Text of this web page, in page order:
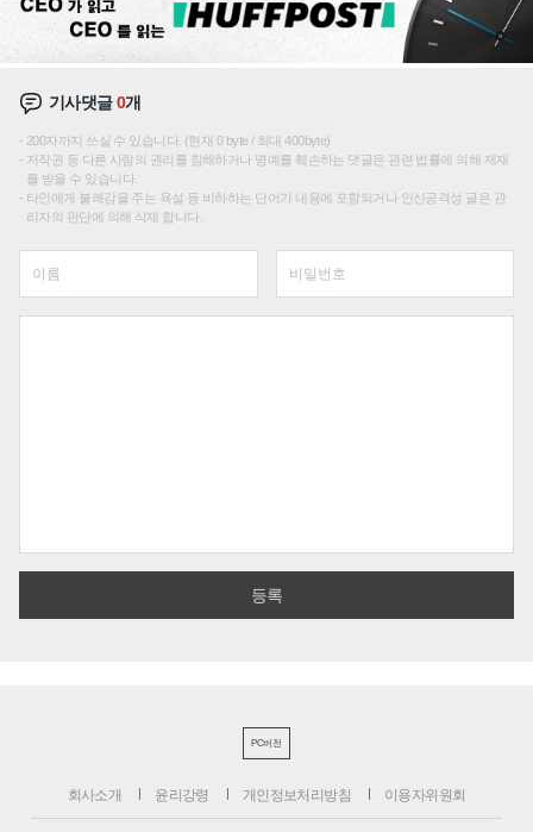
기사댓글0개
200자까지 쓰실 수 있습니다. (현재 0 byte / 최대 400byte)
저작권 등 다른 사람의 권리를 침해하거나 명예를 훼손하는 댓글은 관련 법률에 의해 제재
를 받을 수 있습니다.
타인에게 불쾌감을 주는 욕설 등 비하하는 단어가 내용에 포함되거나 인신공격성 글은 관
리자의 판단에 의해 삭제 합니다.
PC버전
회사소개 윤리강령 개인정보처리방침 이용자위원회